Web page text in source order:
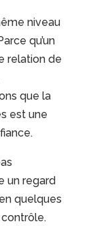
niveau
qu’un
relation de
que la
est une
un regard
quelques